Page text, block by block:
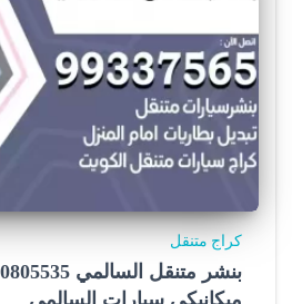
كراج متنقل